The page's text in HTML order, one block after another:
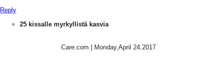
Reply
25 kissalle myrkyllistä kasvia
Care.com Monday,April 24.2017